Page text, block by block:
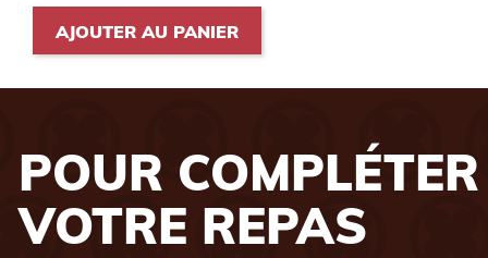
AJOUTER AU PANIER
POUR COMPLÉTER
VOTRE REPAS